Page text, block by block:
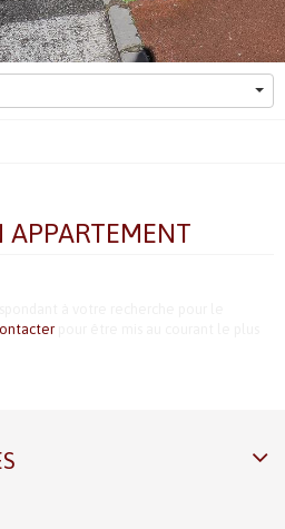
APPARTEMENT
pour être mis au courant le plus